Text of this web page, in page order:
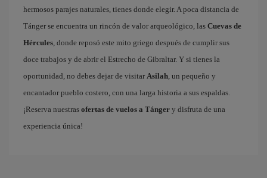
hermosos parajes naturales, tienes donde elegir. A poca distancia de
Tánger se encuentra un rincón de valor arqueológico, las Cuevas de
Hércules, donde reposó este mito griego después de cumplir sus
doce trabajos y de abrir el Estrecho de Gibraltar. Y si tienes la
oportunidad, no debes dejar de visitar Asilah, un pequeño y
encantador pueblo costero, con una larga historia a sus espaldas.
¡Reserva nuestras ofertas de vuelos a Tánger y disfruta de una
experiencia única!